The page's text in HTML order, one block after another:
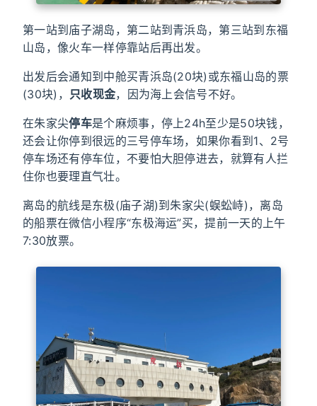
第一站到庙子湖岛，第二站到青浜岛，第三站到东福
山岛，像火车一样停靠站后再出发。
出发后会通知到中舱买青浜岛(20块)或东福山岛的票
(30块)， 只收现金，因为海上会信号不好。
在朱家尖停车是个麻烦事，停上24h至少是50块钱，
还会让你停到很远的三号停车场，如果你看到1、2号
停车场还有停车位，不要怕大胆停进去，就算有人拦
住你也要理直气壮。
离岛的航线是东极(庙子湖)到朱家尖(蜈蚣峙)，离岛
的船票在微信小程序“东极海运”买，提前一天的上午
7:30放票。